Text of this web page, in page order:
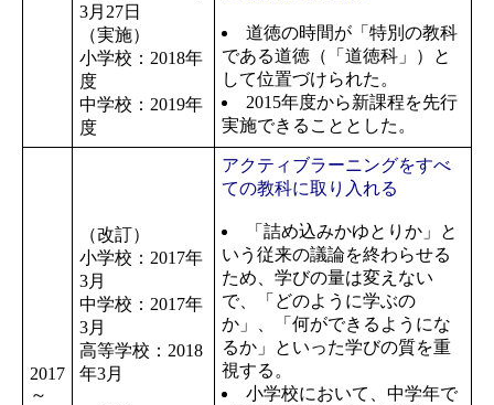
3月27日
（実施）
小学校：2018年
度
中学校：2019年
度
道徳の時間が「特別の教科
である道徳（「道徳科」）と
して位置づけられた。
2015年度から新課程を先行
実施できることとした。
2017
～
（改訂）
小学校：2017年
3月
中学校：2017年
3月
高等学校：2018
年3月
アクティブラーニングをすべ
ての教科に取り入れる
「詰め込みかゆとりか」と
いう従来の議論を終わらせる
ため、学びの量は変えない
で、「どのように学ぶの
か」、「何ができるようにな
るか」といった学びの質を重
視する。
小学校において、中学年で